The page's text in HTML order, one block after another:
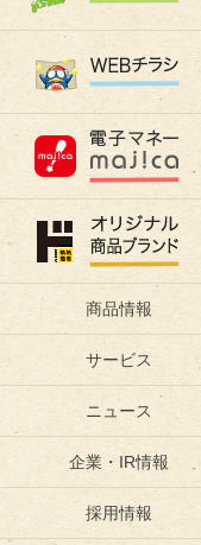
商品情報
サービス
ニュース
企業・IR情報
採用情報